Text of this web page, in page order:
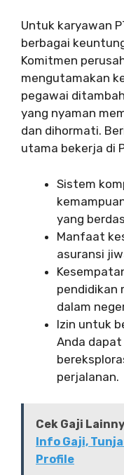
Untuk karyawan
berbagai
Komitmen
mengutamakan
pegawai
yang nyaman
dan dihormati.
utama bekerja di
Sistem
yang
Manfaat
asuransi
pendidikan
dalam
Izin untuk
Anda
perjalanan.
Cek Gaji
Info Gaji,
Profile